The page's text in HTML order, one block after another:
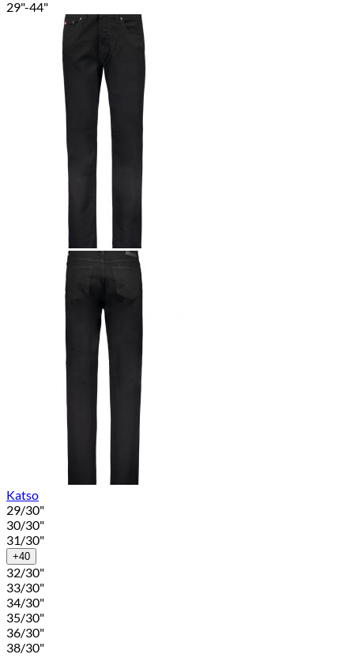
29"-44"
Katso
29/30"
30/30"
31/30"
+40
32/30"
33/30"
34/30"
35/30"
36/30"
38/30"